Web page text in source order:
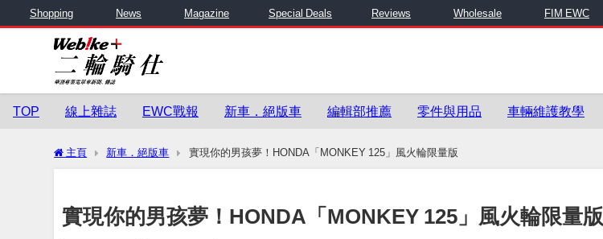
Shopping News Magazine Special Deals Reviews Wholesale FIM EWC
TOP 線上雜誌 EWC戰報 新車．絕版車 編輯部推薦 零件與用品 車輛維護教學
主頁 新車．絕版車 實現你的男孩夢！HONDA「MONKEY 125」風火輪限量版
實現你的男孩夢！HONDA「MONKEY 125」風火輪限量版